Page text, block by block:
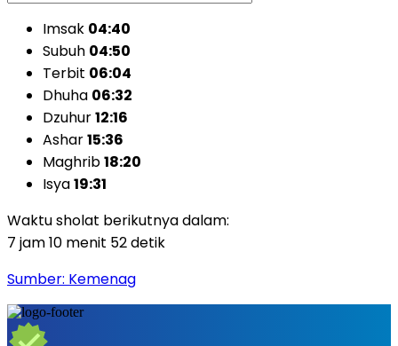
Imsak 04:40
Subuh 04:50
Terbit 06:04
Dhuha 06:32
Dzuhur12:16
Ashar15:36
Maghrib18:20
Isya19:31
Waktu sholat berikutnya dalam:
7 jam 10 menit 50 detik
Sumber: Kemenag